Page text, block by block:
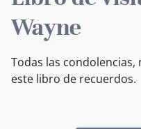
Wayne
Todas las condolencias,
este libro de recuerdos.